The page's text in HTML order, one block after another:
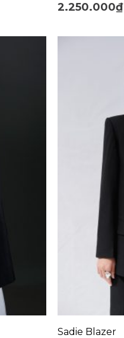
2.250.000₫
Sadie Blazer